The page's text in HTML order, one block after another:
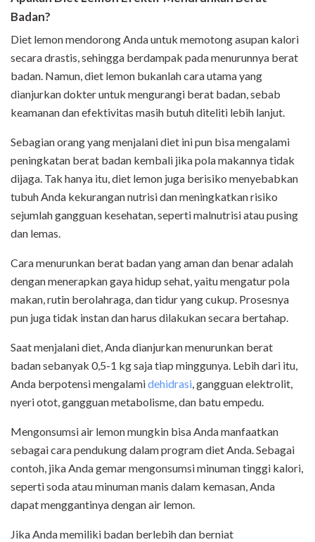
Badan?
Diet lemon mendorong Anda untuk memotong asupan kalori
secara drastis, sehingga berdampak pada menurunnya berat
badan. Namun, diet lemon bukanlah cara utama yang
dianjurkan dokter untuk mengurangi berat badan, sebab
keamanan dan efektivitas masih butuh diteliti lebih lanjut.
Sebagian orang yang menjalani diet ini pun bisa mengalami
peningkatan berat badan kembali jika pola makannya tidak
dijaga. Tak hanya itu, diet lemon juga berisiko menyebabkan
tubuh Anda kekurangan nutrisi dan meningkatkan risiko
sejumlah gangguan kesehatan, seperti malnutrisi atau pusing
dan lemas.
Cara menurunkan berat badan yang aman dan benar adalah
dengan menerapkan gaya hidup sehat, yaitu mengatur pola
makan, rutin berolahraga, dan tidur yang cukup. Prosesnya
pun juga tidak instan dan harus dilakukan secara bertahap.
Saat menjalani diet, Anda dianjurkan menurunkan berat
badan sebanyak 0,5-1 kg saja tiap minggunya. Lebih dari itu,
Anda berpotensi mengalamidehidrasi, gangguan elektrolit,
nyeri otot, gangguan metabolisme, dan batu empedu.
Mengonsumsi air lemon mungkin bisa Anda manfaatkan
sebagai cara pendukung dalam program diet Anda. Sebagai
contoh, jika Anda gemar mengonsumsi minuman tinggi kalori,
seperti soda atau minuman manis dalam kemasan, Anda
dapat menggantinya dengan air lemon.
Jika Anda memiliki badan berlebih dan berniat